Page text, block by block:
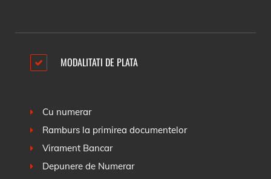
MODALITATI DE PLATA
Cu numerar
Ramburs la primirea documentelor
Virament Bancar
Depunere de Numerar